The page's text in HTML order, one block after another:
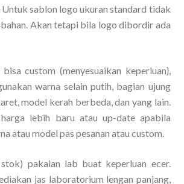
Untuk sablon logo ukuran standard tidak
Akan tetapi bila logo dibordir ada
custom (menyesuaikan keperluan},
warna selain putih, bagian ujung
model kerah berbeda, dan yang lain.
harga lebih baru atau up-date apabila
atau model pas pesanan atau custom.
pakaian lab buat keperluan ecer.
jas laboratorium lengan panjang,